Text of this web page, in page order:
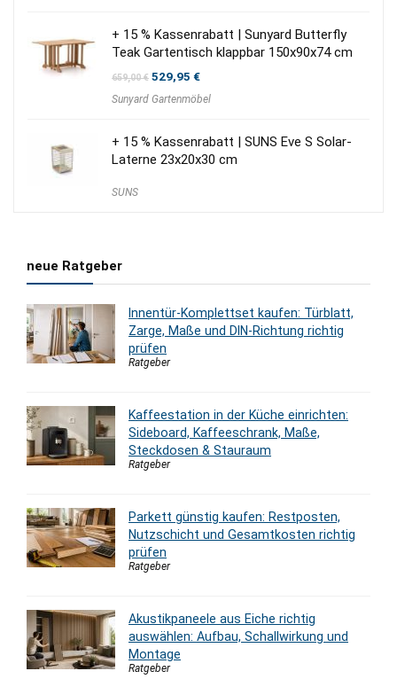
+ 15 % Kassenrabatt | Sunyard Butterfly
Teak Gartentisch klappbar 150x90x74 cm
659,00€ Ursprünglicher
war:
529,95 €Aktueller
ist:
Sunyard Gartenmöbel
+ 15 % Kassenrabatt | SUNS Eve S Solar-
Laterne 23x20x30 cm
SUNS
neue Ratgeber
Innentür-Komplettset kaufen: Türblatt,
Zarge, Maße und DIN-Richtung richtig
prüfen
Ratgeber
Kaffeestation in der Küche einrichten:
Sideboard, Kaffeeschrank, Maße,
Steckdosen & Stauraum
Ratgeber
Parkett günstig kaufen: Restposten,
Nutzschicht und Gesamtkosten richtig
prüfen
Ratgeber
Akustikpaneele aus Eiche richtig
auswählen: Aufbau, Schallwirkung und
Montage
Ratgeber